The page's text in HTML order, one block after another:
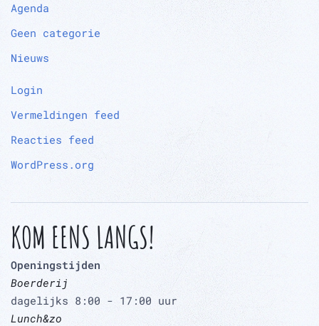
Agenda
Geen categorie
Nieuws
Login
Vermeldingen feed
Reacties feed
WordPress.org
KOM EENS LANGS!
Openingstijden
Boerderij
dagelijks 8:00 - 17:00 uur
Lunch&zo